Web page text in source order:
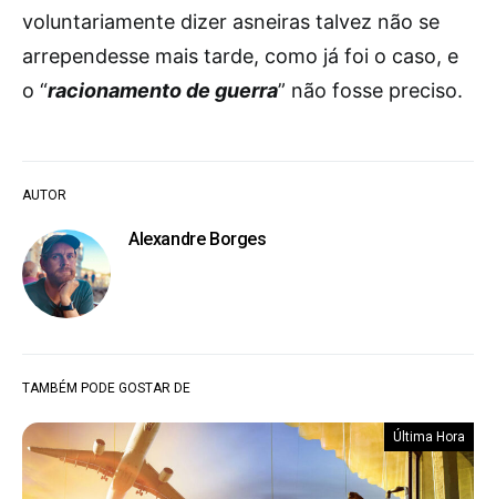
AUTOR
Alexandre Borges
voluntariamente dizer asneiras talvez não se
arrependesse mais tarde, como já foi o caso, e
o “racionamento de guerra” não fosse preciso.
TAMBÉM PODE GOSTAR DE
Última Hora